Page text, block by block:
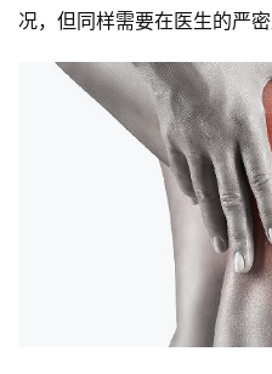
况，但同样需要在医生的严密